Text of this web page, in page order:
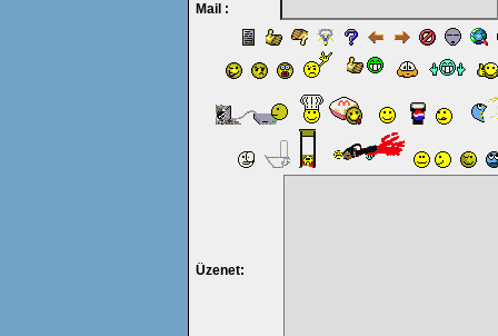
Mail :
Üzenet: